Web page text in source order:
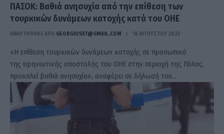
ΠΑΣΟΚ: Βαθιά ανησυχία από την επίθεση των
τουρκικών δυνάμεων κατοχής κατά του ΟΗΕ
ΑΝΑΡΤΗΘΗΚΕ ΑΠΟ GEORGIOSXT@GMAIL.COM 18 ΑΥΓΟΎΣΤΟΥ 2023
«Η επίθεση τουρκικών δυνάμεων κατοχής σε προσωπικό
της ειρηνευτικής αποστολής του ΟΗΕ στην περιοχή της Πύλας,
προκαλεί βαθιά ανησυχία», αναφέρει σε δήλωσή του…